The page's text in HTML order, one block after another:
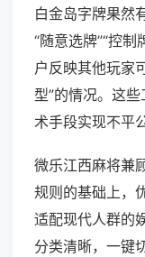
白金岛字牌果然
“随意选牌”“控制
户反映其他玩家
型”的情况。这
术手段实现不平
微乐江西麻将兼
规则的基础上，
适配现代人群的
分类清晰，一键